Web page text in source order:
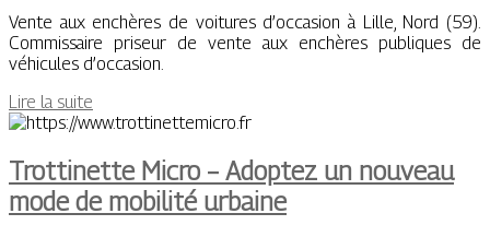
Vente aux enchères de voitures d’occasion à Lille, Nord (59).
Commissaire priseur de vente aux enchères publiques de
véhicules d’occasion.
Lire la suite
Trottinette Micro – Adoptez un nouveau
mode de mobilité urbaine